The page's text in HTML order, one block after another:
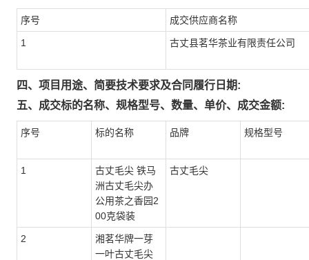
序号 成交供应商名称
1 古丈县茗华茶业有限责任公司
四、项目用途、简要技术要求及合同履行日期:
五、成交标的名称、规格型号、数量、单价、成交金额:
序号 标的名称 品牌 规格型号
1
古丈毛尖 铁马
洲古丈毛尖办
公用茶之香园2
00克袋装
古丈毛尖
2
湘茗华牌一芽
一叶古丈毛尖